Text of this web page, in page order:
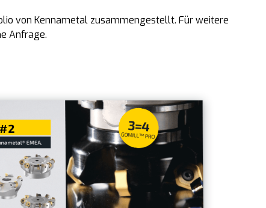
von Kennametal zusammengestellt. Für weitere
Anfrage.